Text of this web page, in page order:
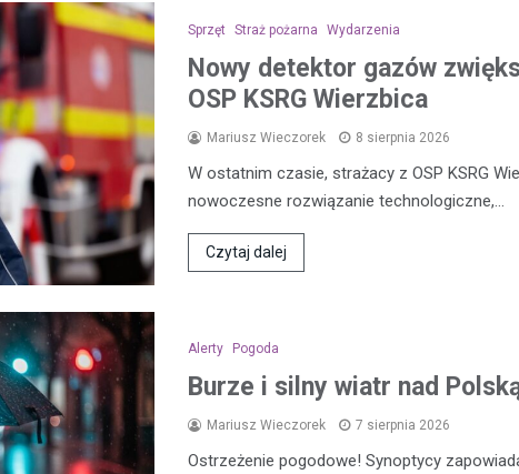
Sprzęt Straż pożarna Wydarzenia
Nowy detektor gazów
OSP KSRG Wierzbica
Mariusz Wieczorek 8 sierpnia 2026
W ostatnim czasie, strażacy z OSP KSRG
nowoczesne rozwiązanie technologiczne,…
Czytaj dalej
Alerty Pogoda
Burze i silny wiatr nad
Mariusz Wieczorek 7 sierpnia 2026
Ostrzeżenie pogodowe! Synoptycy